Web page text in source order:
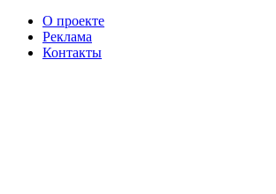
О проекте
Реклама
Контакты